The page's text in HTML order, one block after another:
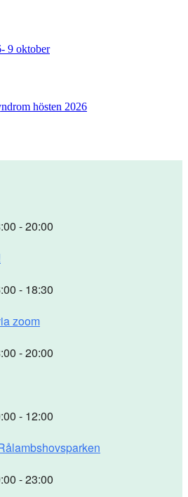
9 oktober
hösten 2026
- 20:00
- 18:30
zoom
- 20:00
- 12:00
- 23:00